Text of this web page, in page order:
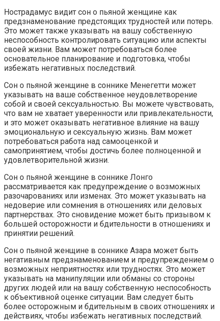
Нострадамус видит сон о пьяной женщине как
предзнаменование предстоящих трудностей или потерь.
Это может также указывать на вашу собственную
неспособность контролировать ситуацию или аспекты
своей жизни. Вам может потребоваться более
основательное планирование и подготовка, чтобы
избежать негативных последствий.
Сон о пьяной женщине в соннике Менегетти может
указывать на ваше собственное неудовлетворение
собой и своей сексуальностью. Вы можете чувствовать,
что вам не хватает уверенности или привлекательности,
и это может оказывать негативное влияние на вашу
эмоциональную и сексуальную жизнь. Вам может
потребоваться работа над самооценкой и
самопринятием, чтобы достичь более полноценной и
удовлетворительной жизни.
Сон о пьяной женщине в соннике Лонго
рассматривается как предупреждение о возможных
разочарованиях или изменах. Это может указывать на
недоверие или сомнения в отношениях или деловых
партнерствах. Это сновидение может быть призывом к
большей осторожности и бдительности в отношениях и
принятии решений.
Сон о пьяной женщине в соннике Азара может быть
негативным предзнаменованием и предупреждением о
возможных неприятностях или трудностях. Это может
указывать на манипуляции или обманы со стороны
других людей или на вашу собственную неспособность
к объективной оценке ситуации. Вам следует быть
более осторожным и бдительным в своих отношениях и
действиях, чтобы избежать негативных последствий.